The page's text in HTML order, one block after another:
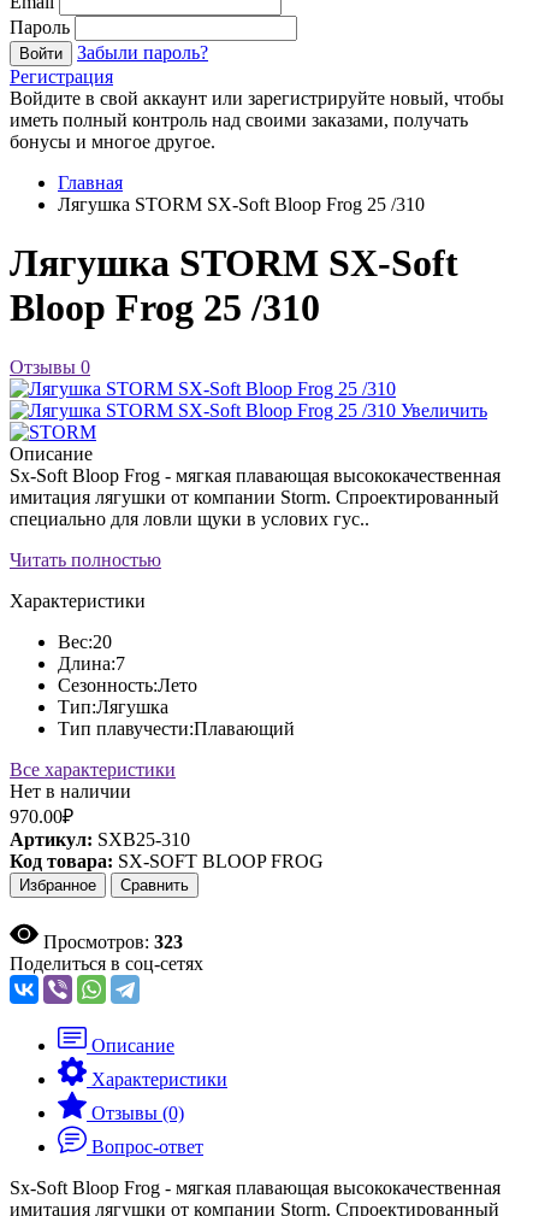
Пароль
Войти
Забыли пароль?
Регистрация
Войдите в свой аккаунт или зарегистрируйте новый, чтобы
иметь полный контроль над своими заказами, получать
бонусы и многое другое.
Главная
Лягушка STORM SX-Soft Bloop Frog 25 /310
Лягушка STORM SX-Soft
Bloop Frog 25 /310
Отзывы 0
Увеличить
Описание
Sx-Soft Bloop Frog - мягкая плавающая высококачественная
имитация лягушки от компании Storm. Спроектированный
специально для ловли щуки в услових гус..
Читать полностью
Характеристики
Вес:20
Длина:7
Сезонность:Лето
Тип:Лягушка
Тип плавучести:Плавающий
Все характеристики
Нет в наличии
970.00₽
Артикул: SXB25-310
Код товара: SX-SOFT BLOOP FROG
Избранное Сравнить
Просмотров: 323
Поделиться в соц-сетях
Описание
Характеристики
Отзывы (0)
Вопрос-ответ
Sx-Soft Bloop Frog - мягкая плавающая высококачественная
имитация лягушки от компании Storm. Спроектированный